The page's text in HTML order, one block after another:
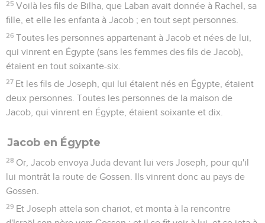
25 Voilà les fils de Bilha, que Laban avait donnée à Rachel, sa
fille, et elle les enfanta à Jacob ; en tout sept personnes.
26 Toutes les personnes appartenant à Jacob et nées de lui,
qui vinrent en Égypte (sans les femmes des fils de Jacob),
étaient en tout soixante-six.
27 Et les fils de Joseph, qui lui étaient nés en Égypte, étaient
deux personnes. Toutes les personnes de la maison de
Jacob, qui vinrent en Égypte, étaient soixante et dix.
Jacob en Égypte
28 Or, Jacob envoya Juda devant lui vers Joseph, pour qu'il
lui montrât la route de Gossen. Ils vinrent donc au pays de
Gossen.
29 Et Joseph attela son chariot, et monta à la rencontre